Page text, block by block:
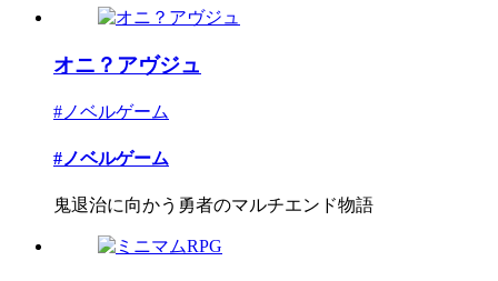
オニ？アヴジュ
#ノベルゲーム
#ノベルゲーム
鬼退治に向かう勇者のマルチエンド物語